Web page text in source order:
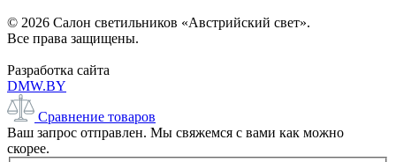
© 2026 Салон светильников «Австрийский свет».
Все права защищены.
Разработка сайта
DMW.BY
Сравнение товаров
Ваш запрос отправлен. Мы свяжемся с вами как можно
скорее.